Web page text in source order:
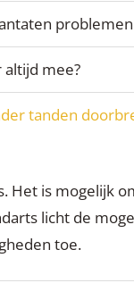
altijd mee?
tanden
Het is mogelijk
licht de
toe.